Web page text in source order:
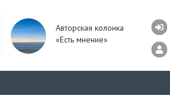
Авторская колонка
«Есть мнение»